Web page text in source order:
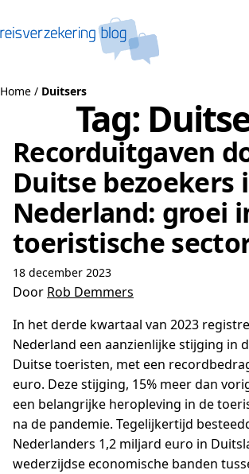
Home / Duitsers
Tag:
Recorduitgaven
Duitse bezoekers
Nederland: groei
toeristische
18 december 2023
Door Rob Demmers
In het derde kwartaal van 2023
Nederland een aanzienlijke stijging in
Duitse toeristen, met een
euro. Deze stijging, 15% meer dan
een belangrijke heropleving in de
na de pandemie. Tegelijkertijd
Nederlanders 1,2 miljard euro in
wederzijdse economische banden